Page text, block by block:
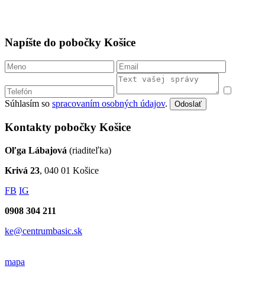
Napíšte do pobočky Košice
Súhlasím so spracovaním osobných údajov. Odoslať
Kontakty pobočky Košice
Oľga Lábajová (riaditeľka)
Krivá 23, 040 01 Košice
FB IG
0908 304 211
ke@centrumbasic.sk
mapa